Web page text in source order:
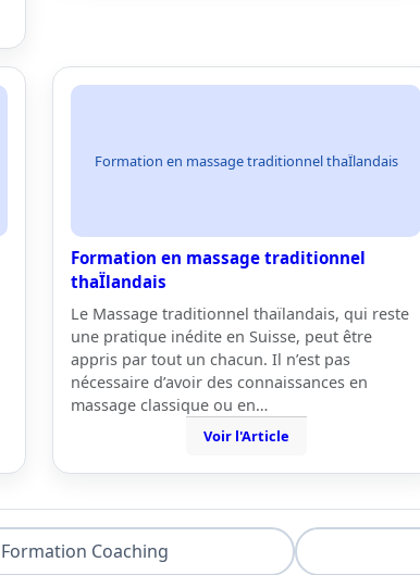
Formation en massage traditionnel thaÏlandais
Formation en massage traditionnel
thaÏlandais
Le Massage traditionnel thaïlandais, qui reste
une pratique inédite en Suisse, peut être
appris par tout un chacun. Il n’est pas
nécessaire d’avoir des connaissances en
massage classique ou en…
Voir l'Article
Formation Coaching